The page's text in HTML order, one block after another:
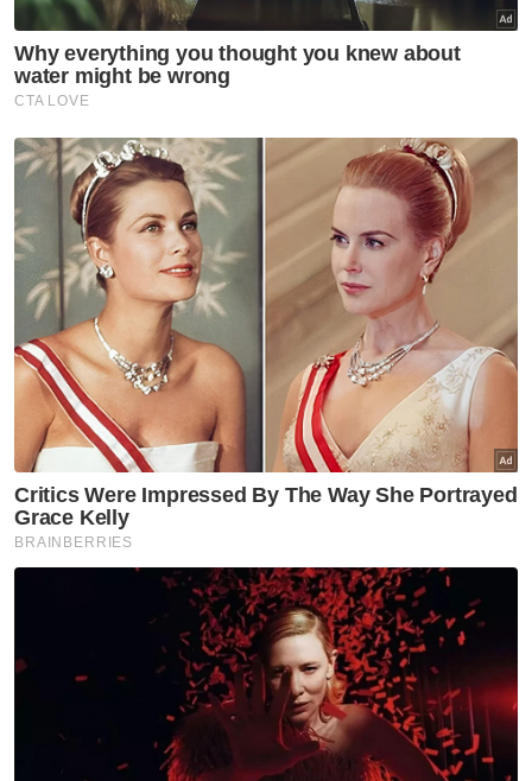
Harun dalam kenyataannya bertarikh 20 April
menegaskan tindakan Mubarak
menandatangani serta membacakan
pengisytiharan menurunkan Tuanku Muhriz
tidak boleh diterima atau diiktiraf.
Ini kerana jelas baliau, Mubarak tidak lagi
mempunyai kuasa dan fungsi sebagai
Undang Luak Sungei Ujong selain tidak
selaras dengan Perkara 10 hingga 12
UUTKNS.
Berita Telus & Tulus menerusi E-Mel setiap